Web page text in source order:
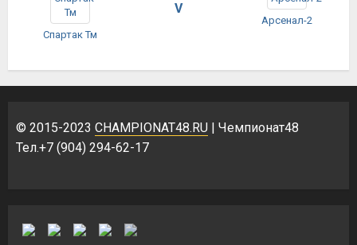
Спартак Тм
V
Арсенал-2
© 2015-2023 CHAMPIONAT48.RU | Чемпионат48
Тел.+7 (904) 294-62-17